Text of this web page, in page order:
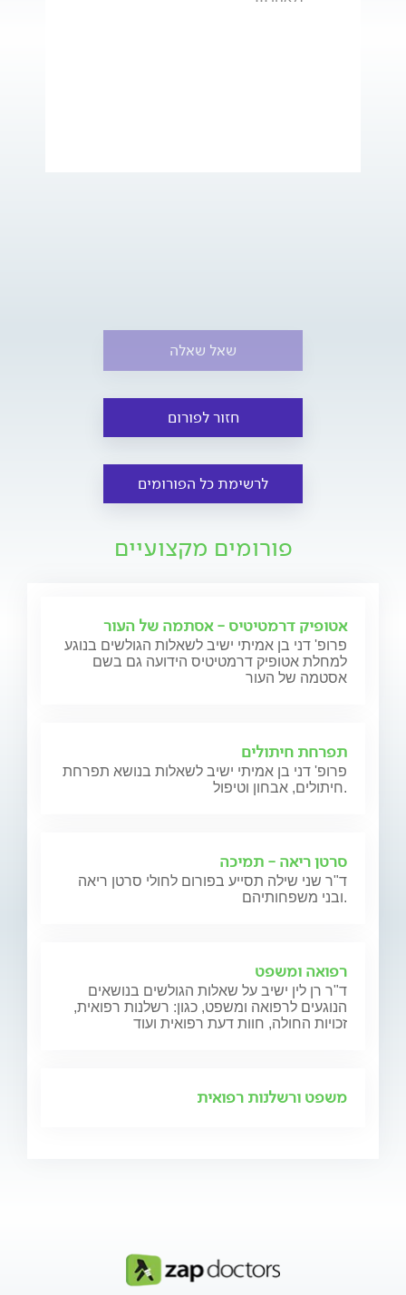
שאל שאלה
חזור לפורום
לרשימת כל הפורומים
פורומים מקצועיים
אטופיק דרמטיטיס - אסתמה של העור
פרופ' דני בן אמיתי ישיב לשאלות הגולשים בנוגע
למחלת אטופיק דרמטיטיס הידועה גם בשם
אסטמה של העור
תפרחת חיתולים
פרופ' דני בן אמיתי ישיב לשאלות בנושא תפרחת
חיתולים, אבחון וטיפול.
סרטן ריאה - תמיכה
ד"ר שני שילה תסייע בפורום לחולי סרטן ריאה
ובני משפחותיהם.
רפואה ומשפט
ד"ר רן לין ישיב על שאלות הגולשים בנושאים
הנוגעים לרפואה ומשפט, כגון: רשלנות רפואית,
זכויות החולה, חוות דעת רפואית ועוד
משפט ורשלנות רפואית